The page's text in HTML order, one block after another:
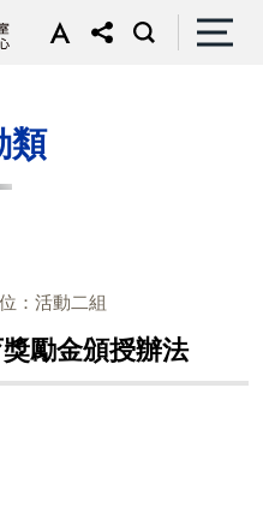
類
：活動二組
勵金頒授辦法